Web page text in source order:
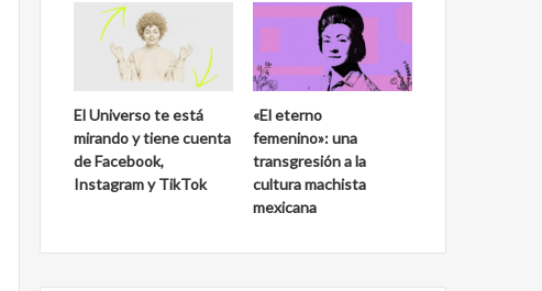
El Universo te está
mirando y tiene cuenta
de Facebook,
Instagram y TikTok
«El eterno
femenino»: una
transgresión a la
cultura machista
mexicana